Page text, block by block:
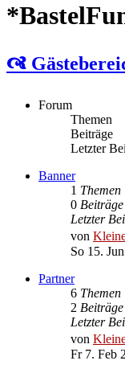
🙧
Forum
Themen
Beiträge
Letzter
Banner
1 Themen
0 Beiträge
Letzter
von
So 15.
Partner
6 Themen
2 Beiträge
Letzter
von
Fr 7. Feb